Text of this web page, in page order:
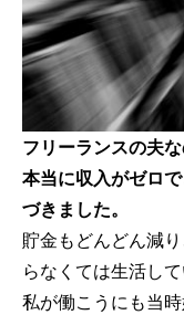
フリーランスの夫
本当に収入がゼロ
づきました。
貯金もどんどん減
らなくては生活し
私が働こうにも当